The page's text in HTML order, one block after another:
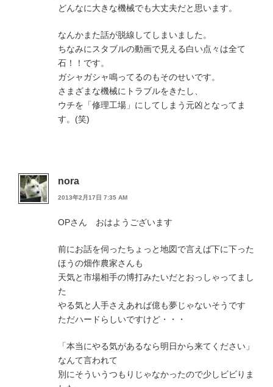
どんなに大きな機械でも大丈夫だと思います。
なんかまた話が脱線してしまいました。
ちなみにスタブルの動画で見える白い点々は全て
石！！です。
ガシャガシャ鳴ってるのもそのせいです。
さまざまな機械にトラブルをきたし、
ウチを「修理工場」にしてしまう元凶となってま
す。(笑)
nora
2013年2月17日 7:35 AM
OPさん おはようございます
前にお話を伺ったちょっと地図で言えば下に下った
ほうの畑作農家さんも
天気と市場相手の博打みたいだとおっしゃってまし
た
やる気と人手さえあれば億も夢じゃないそうです
ただハードらしいですけど・・・
「本当にやる気があるなら明日から来てください」
なんて言われて
別にそういうつもりじゃなかったので少しビビりま